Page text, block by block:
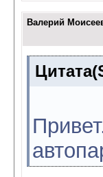
Валерий